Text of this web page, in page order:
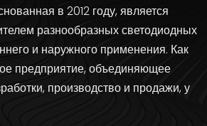
в 2012 году, является
разнообразных светодиодных
и наружного применения. Как
предприятие, объединяющее
производство и продажи, у